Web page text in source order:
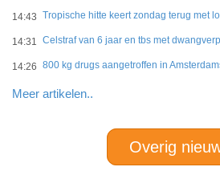
14:43 Tropische hitte keert zondag terug met
14:31
14:26 800 kg drugs aangetroffen in
Meer artikelen..
Overig